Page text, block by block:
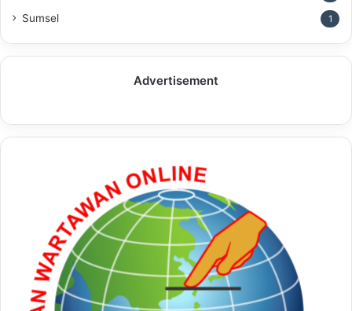
Sumsel 1
Advertisement